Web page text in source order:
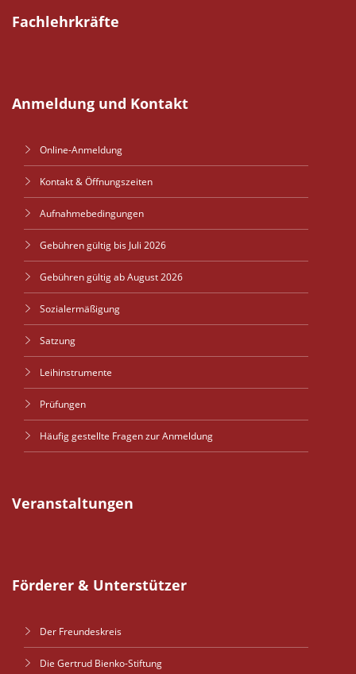
Fachlehrkräfte
Anmeldung und Kontakt
Online-Anmeldung
Kontakt & Öffnungszeiten
Aufnahmebedingungen
Gebühren gültig bis Juli 2026
Gebühren gültig ab August 2026
Sozialermäßigung
Satzung
Leihinstrumente
Prüfungen
Häufig gestellte Fragen zur Anmeldung
Veranstaltungen
Förderer & Unterstützer
Der Freundeskreis
Die Gertrud Bienko-Stiftung